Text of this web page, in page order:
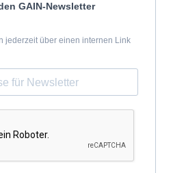
GAIN-Newsletter
jederzeit über einen internen Link